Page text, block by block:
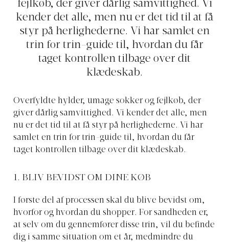
fejlkøb, der giver dårlig samvittighed. Vi
kender det alle, men nu er det tid til at få
styr på herlighederne. Vi har samlet en
trin for trin-guide til, hvordan du får
taget kontrollen tilbage over dit
klædeskab.
Overfyldte hylder, umage sokker og fejlkøb, der
giver dårlig samvittighed. Vi kender det alle, men
nu er det tid til at få styr på herlighederne. Vi har
samlet en trin for trin-guide til, hvordan du får
taget kontrollen tilbage over dit klædeskab.
1. BLIV BEVIDST OM DINE KØB
I første del af processen skal du blive bevidst om,
hvorfor og hvordan du shopper. For sandheden er,
at selv om du gennemfører disse trin, vil du befinde
dig i samme situation om et år, medmindre du